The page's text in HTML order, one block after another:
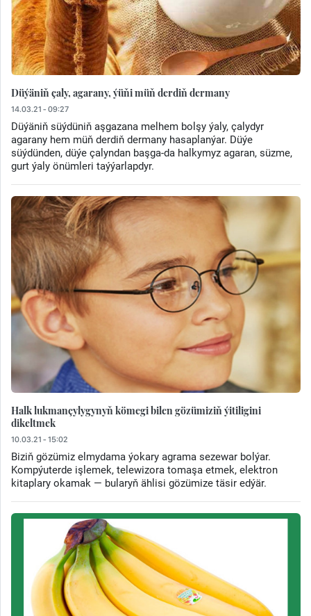
Düýäniň çaly, agarany, ýüňi müň derdiň dermany
14.03.21 - 09:27
Düýäniň süýdüniň aşgazana melhem bolşy ýaly, çalydyr
agarany hem müň derdiň dermany hasaplanýar. Düýe
süýdünden, düýe çalyndan başga-da halkymyz agaran, süzme,
gurt ýaly önümleri taýýarlapdyr.
Halk lukmançylygynyň kömegi bilen gözümiziň ýitiligini
dikeltmek
10.03.21 - 15:02
Biziň gözümiz elmydama ýokary agrama sezewar bolýar.
Kompýuterde işlemek, telewizora tomaşa etmek, elektron
kitaplary okamak — bularyň ählisi gözümize täsir edýär.